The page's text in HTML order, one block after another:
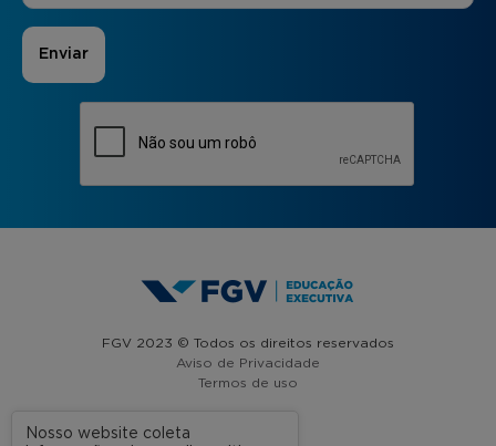
FGV 2023 © Todos os direitos reservados
Aviso de Privacidade
Termos de uso
Nosso website coleta